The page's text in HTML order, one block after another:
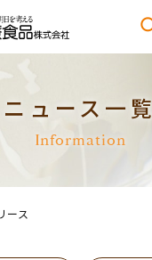
ニュース一覧
Information
ース